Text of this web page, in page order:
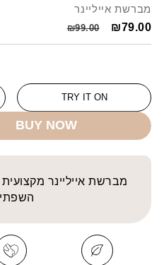
מברשת אייליינר
Regular
₪99.00
Sale
₪79.00
TRY IT ON
BUY NOW
מברשת אייליינר